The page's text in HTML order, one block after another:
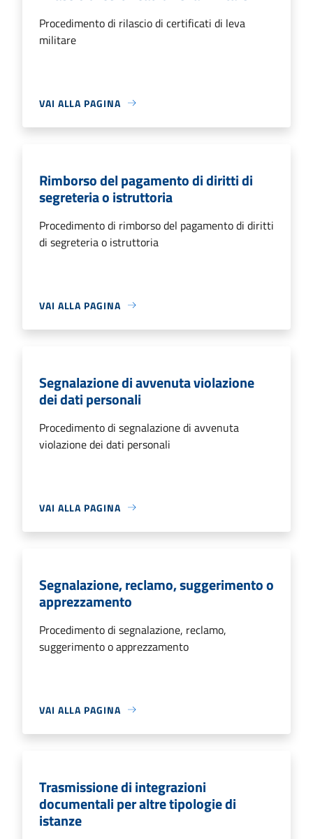
Procedimento di rilascio di certificati di leva
militare
VAI ALLA PAGINA
Rimborso del pagamento di diritti di
segreteria o istruttoria
Procedimento di rimborso del pagamento di diritti
di segreteria o istruttoria
VAI ALLA PAGINA
Segnalazione di avvenuta violazione
dei dati personali
Procedimento di segnalazione di avvenuta
violazione dei dati personali
VAI ALLA PAGINA
Segnalazione, reclamo, suggerimento o
apprezzamento
Procedimento di segnalazione, reclamo,
suggerimento o apprezzamento
VAI ALLA PAGINA
Trasmissione di integrazioni
documentali per altre tipologie di
istanze